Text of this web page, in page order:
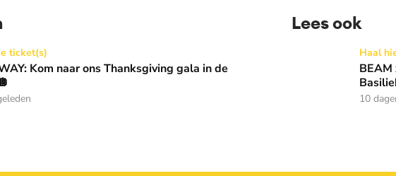
ons Thanksgiving gala in de Basiliek 🪩
ticket(s)
Kom naar ons Thanksgiving gala in de
Lees ook
BEAM x WAY:Haal
BEAM
10